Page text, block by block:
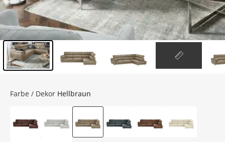
Farbe / Dekor Hellbraun